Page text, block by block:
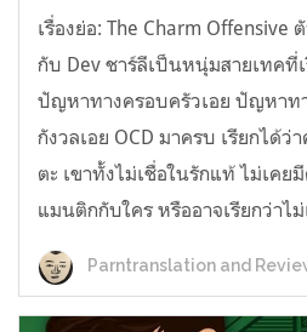
เรื่องย่อ: The Charm Offensive
กับ Dev ชาร์ลีเป็นหนุ่มสายเทคที่
ปัญหาทางครอบครัวเอย ปัญหาทา
กังวลเอย OCD มาครบ เรียกได้ว่
ตะ เขาทั้งไม่เชื่อในรักแท้ ไม่เคย
แมนติกกับใคร หรืออาจเรียกว่าไม่
Parntranslation and